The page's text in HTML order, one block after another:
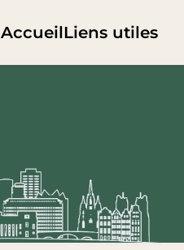
AccueilLiens utiles